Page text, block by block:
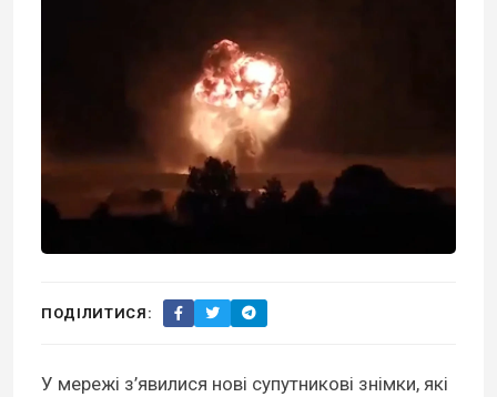
ПОДІЛИТИСЯ:
У мережі з’явилися нові супутникові знімки, які